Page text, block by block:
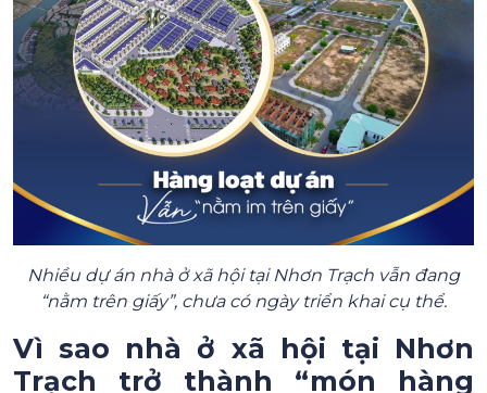
Nhiều dự án nhà ở xã hội tại Nhơn Trạch vẫn đang
“nằm trên giấy”, chưa có ngày triển khai cụ thể.
Vì sao nhà ở xã hội tại Nhơn
Trạch trở thành “món hàng